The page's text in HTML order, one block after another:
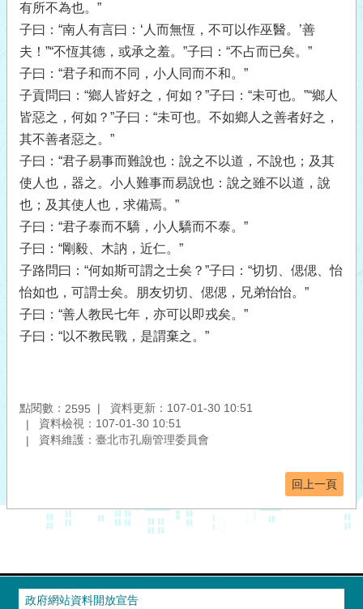
有所不為也。”
子曰：“南人有言曰：‘人而無恆，不可以作巫醫。’善
夫！”“不恆其德，或承之羞。”子曰：“不占而已矣。”
子曰：“君子和而不同，小人同而不和。”
子貢問曰：“鄉人皆好之，何如？”子曰：“未可也。”“鄉人
皆惡之，何如？”子曰：“未可也。不如鄉人之善者好之，
其不善者惡之。”
子曰：“君子易事而難說也：說之不以道，不說也；及其
使人也，器之。小人難事而易說也：說之雖不以道，說
也；及其使人也，求備焉。”
子曰：“君子泰而不驕，小人驕而不泰。”
子曰：“剛毅、木訥，近仁。”
子路問曰：“何如斯可謂之士矣？”子曰：“切切、偲偲、怡
怡如也，可謂士矣。朋友切切、偲偲，兄弟怡怡。”
子曰：“善人教民七年，亦可以即戎矣。”
子曰：“以不教民戰，是謂棄之。”
點閱數： 2595
資料更新：107-01-30 10:51
資料檢視：107-01-30 10:51
資料維護：臺北市孔廟管理委員會
回上一頁
政府網站資料開放宣告